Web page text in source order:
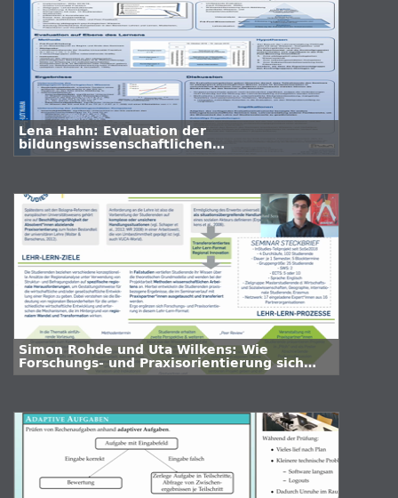
Lena Hahn: Evaluation der
bildungswissenschaftlichen
Lehrveranstaltung auf Ebene des Wissens
Simon Rohde und Uta Wilkens: Wie
Forschungs- und Praxisorientierung sich
ergänzen - Konzeption und